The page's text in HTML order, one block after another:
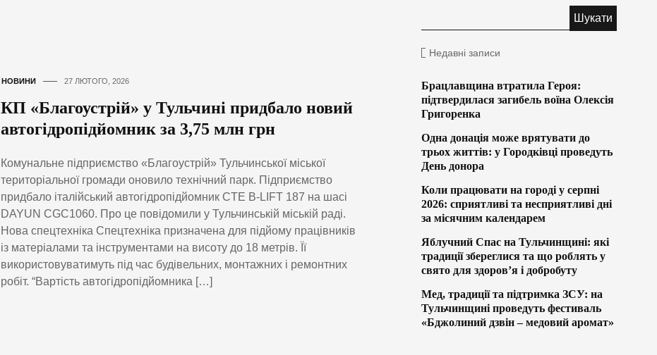
НОВИНИ 27 ЛЮТОГО, 2026
КП «Благоустрій» у Тульчині придбало новий
автогідропідйомник за 3,75 млн грн
Комунальне підприємство «Благоустрій» Тульчинської міської
територіальної громади оновило технічний парк. Підприємство
придбало італійський автогідропідйомник CTE B-LIFT 187 на шасі
DAYUN CGC1060. Про це повідомили у Тульчинській міській раді.
Нова спецтехніка Спецтехніка призначена для підйому працівників
із матеріалами та інструментами на висоту до 18 метрів. Її
використовуватимуть під час будівельних, монтажних і ремонтних
робіт. “Вартість автогідропідйомника […]
Недавні записи
Брацлавщина втратила Героя:
підтвердилася загибель воїна Олексія
Григоренка
Одна донація може врятувати до
трьох життів: у Городківці проведуть
День донора
Коли працювати на городі у серпні
2026: сприятливі та несприятливі дні
за місячним календарем
Яблучний Спас на Тульчинщині: які
традиції збереглися та що роблять у
свято для здоров’я і добробуту
Мед, традиції та підтримка ЗСУ: на
Тульчинщині проведуть фестиваль
«Бджолиний дзвін – медовий аромат»